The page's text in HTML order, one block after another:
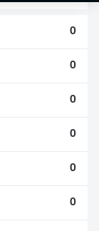
0
0
0
0
0
0